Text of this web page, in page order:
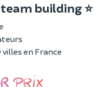
building ⭐
en France